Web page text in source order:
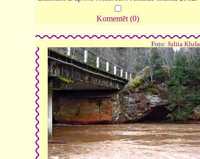
Komentēt (0)
Foto: Julita Kluša